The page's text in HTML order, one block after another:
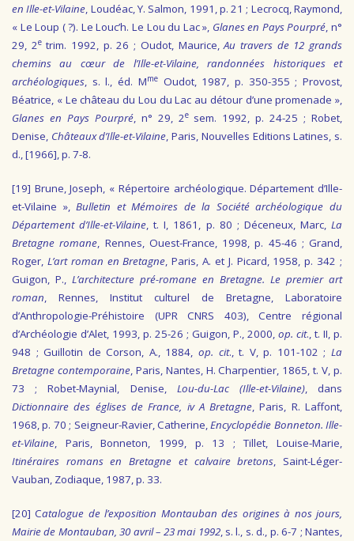
en Ille-et-Vilaine , Loudéac, Y. Salmon, 1991, p. 21 ; Lecrocq, Raymond,
« Le Loup ( ?). Le Louc’h. Le Lou du Lac », Glanes en Pays Pourpré , n°
29, 2etrim. 1992, p. 26 ; Oudot, Maurice,Au travers de 12 grands
chemins au cœur de l’Ille-et-Vilaine, randonnées historiques et
archéologiques , s. l., éd. MmeOudot, 1987, p. 350-355 ; Provost,
Béatrice, « Le château du Lou du Lac au détour d’une promenade »,
Glanes en Pays Pourpré, n° 29, 2esem. 1992, p. 24-25 ; Robet,
Denise, Châteaux d’Ille-et-Vilaine , Paris, Nouvelles Editions Latines, s.
d., [1966], p. 7-8.
[19] Brune, Joseph, « Répertoire archéologique. Département d’Ille-
et-Vilaine », Bulletin et Mémoires de la Société archéologique du
Département d’Ille-et-Vilaine , t. I, 1861, p. 80 ; Déceneux, Marc, La
Bretagne romane , Rennes, Ouest-France, 1998, p. 45-46 ; Grand,
Roger, L’art roman en Bretagne , Paris, A. et J. Picard, 1958, p. 342 ;
Guigon, P., L’architecture pré-romane en Bretagne. Le premier art
roman , Rennes, Institut culturel de Bretagne, Laboratoire
d’Anthropologie-Préhistoire (UPR CNRS 403), Centre régional
d’Archéologie d’Alet, 1993, p. 25-26 ; Guigon, P., 2000, op. cit., t. II, p.
948 ; Guillotin de Corson, A., 1884, op. cit., t. V, p. 101-102 ; La
Bretagne contemporaine, Paris, Nantes, H. Charpentier, 1865, t. V, p.
73 ; Robet-Maynial, Denise, Lou-du-Lac (Ille-et-Vilaine), dans
Dictionnaire des églises de France, iv A Bretagne , Paris, R. Laffont,
1968, p. 70 ; Seigneur-Ravier, Catherine, Encyclopédie Bonneton. Ille-
et-Vilaine , Paris, Bonneton, 1999, p. 13 ; Tillet, Louise-Marie,
Itinéraires romans en Bretagne et calvaire bretons , Saint-Léger-
Vauban, Zodiaque, 1987, p. 33.
[20] Catalogue de l’exposition Montauban des origines à nos jours,
Mairie de Montauban, 30 avril – 23 mai 1992, s. l., s. d., p. 6-7 ; Nantes,